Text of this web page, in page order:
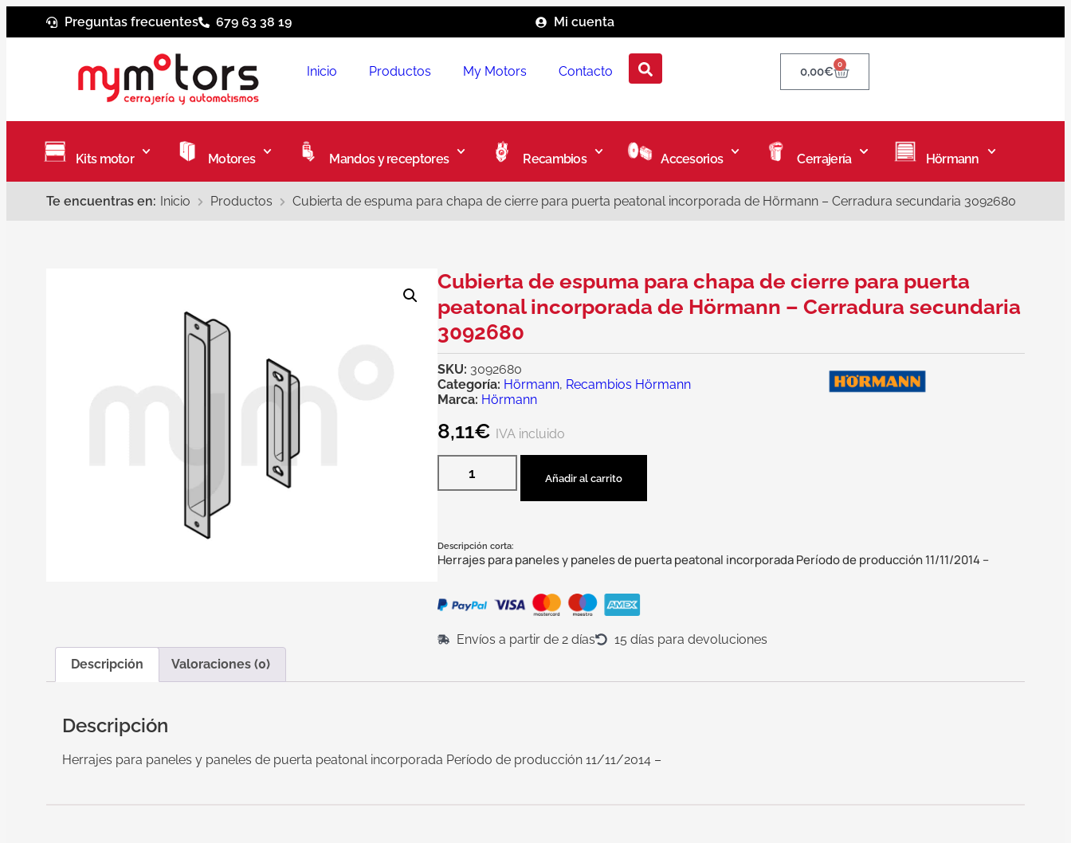
Preguntas frecuentes 679 63 38 19 Mi cuenta
Inicio Productos My Motors Contacto 0,00€ 0
Kits motor Motores Mandos y receptores Recambios Accesorios Cerrajería Hörmann
Te encuentras en: Inicio Productos Cubierta de espuma para chapa de cierre para puerta peatonal incorporada de Hörmann – Cerradura secundaria 3092680
Cubierta de espuma para chapa de cierre para puerta
peatonal incorporada de Hörmann – Cerradura secundaria
3092680
SKU: 3092680
Categoría: Hörmann, Recambios Hörmann
Marca: Hörmann
8,11€ IVA incluido
Añadir al carrito
Descripción corta:
Herrajes para paneles y paneles de puerta peatonal incorporada Período de producción 11/11/2014 –
Envíos a partir de 2 días
15 días para devoluciones
Descripción
Valoraciones (0)
Descripción
Herrajes para paneles y paneles de puerta peatonal incorporada Período de producción 11/11/2014 –